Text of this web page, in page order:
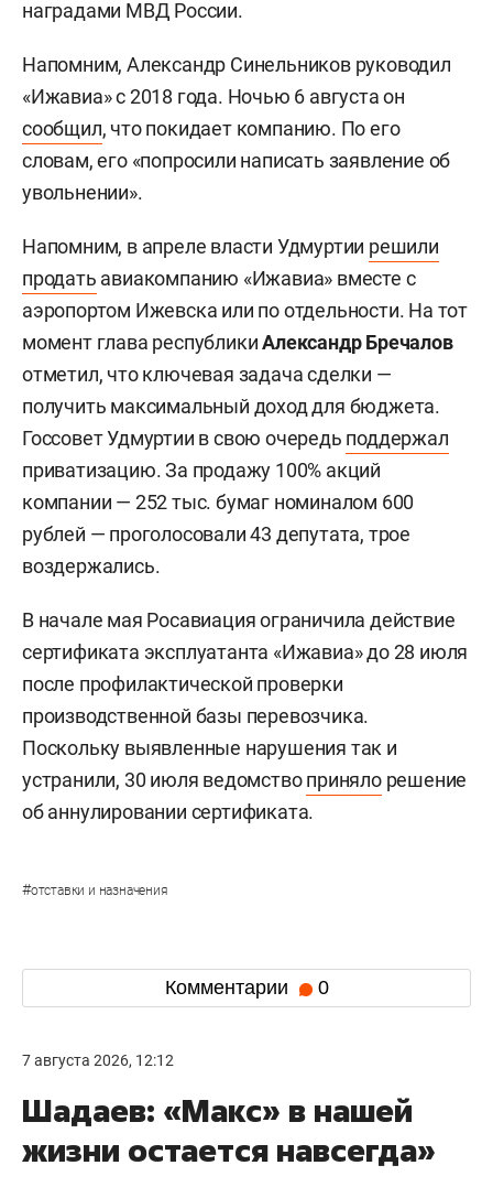
наградами МВД России.
Напомним, Александр Синельников руководил
«Ижавиа» с 2018 года. Ночью 6 августа он
сообщил, что покидает компанию. По его
словам, его «попросили написать заявление об
увольнении».
Напомним, в апреле власти Удмуртии решили
продать авиакомпанию «Ижавиа» вместе с
аэропортом Ижевска или по отдельности. На тот
момент глава республикиАлександр Бречалов
отметил, что ключевая задача сделки —
получить максимальный доход для бюджета.
Госсовет Удмуртии в свою очередь поддержал
приватизацию. За продажу 100% акций
компании — 252 тыс. бумаг номиналом 600
рублей — проголосовали 43 депутата, трое
воздержались.
В начале мая Росавиация ограничила действие
сертификата эксплуатанта «Ижавиа» до 28 июля
после профилактической проверки
производственной базы перевозчика.
Поскольку выявленные нарушения так и
устранили, 30 июля ведомствопринялорешение
об аннулировании сертификата.
#отставки и назначения
Комментарии 0
7 августа 2026, 12:12
Шадаев: «Макс» в нашей
жизни остается навсегда»